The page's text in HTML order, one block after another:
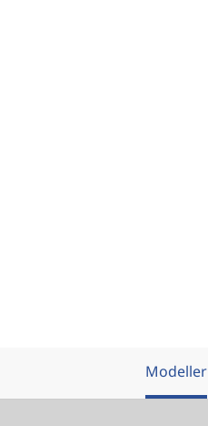
Modeller